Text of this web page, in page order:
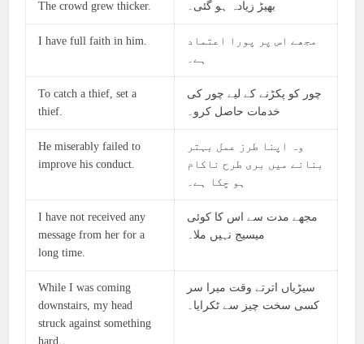
The crowd grew thicker. بھیڑ زیادہ ہو گئی۔
I have full faith in him.
مجھے اس پر پورا اعتماد
ہے۔
To catch a thief, set a
thief.
چور کو پکڑنے کے لیے چور کی
خدمات حاصل کرو۔
He miserably failed to
improve his conduct.
وہ اپنا طرز عمل بہتر
بنانے میں بری طرح ناکام
ہو چکا ہے۔
I have not received any
message from her for a
long time.
مجھے مدت سے اس کا کوئی
میسیج نہیں ملا۔
While I was coming
downstairs, my head
struck against something
hard.
سیڑیاں اترتے وقت میرا سر
کسی سخت چیز سے ٹکرایا۔